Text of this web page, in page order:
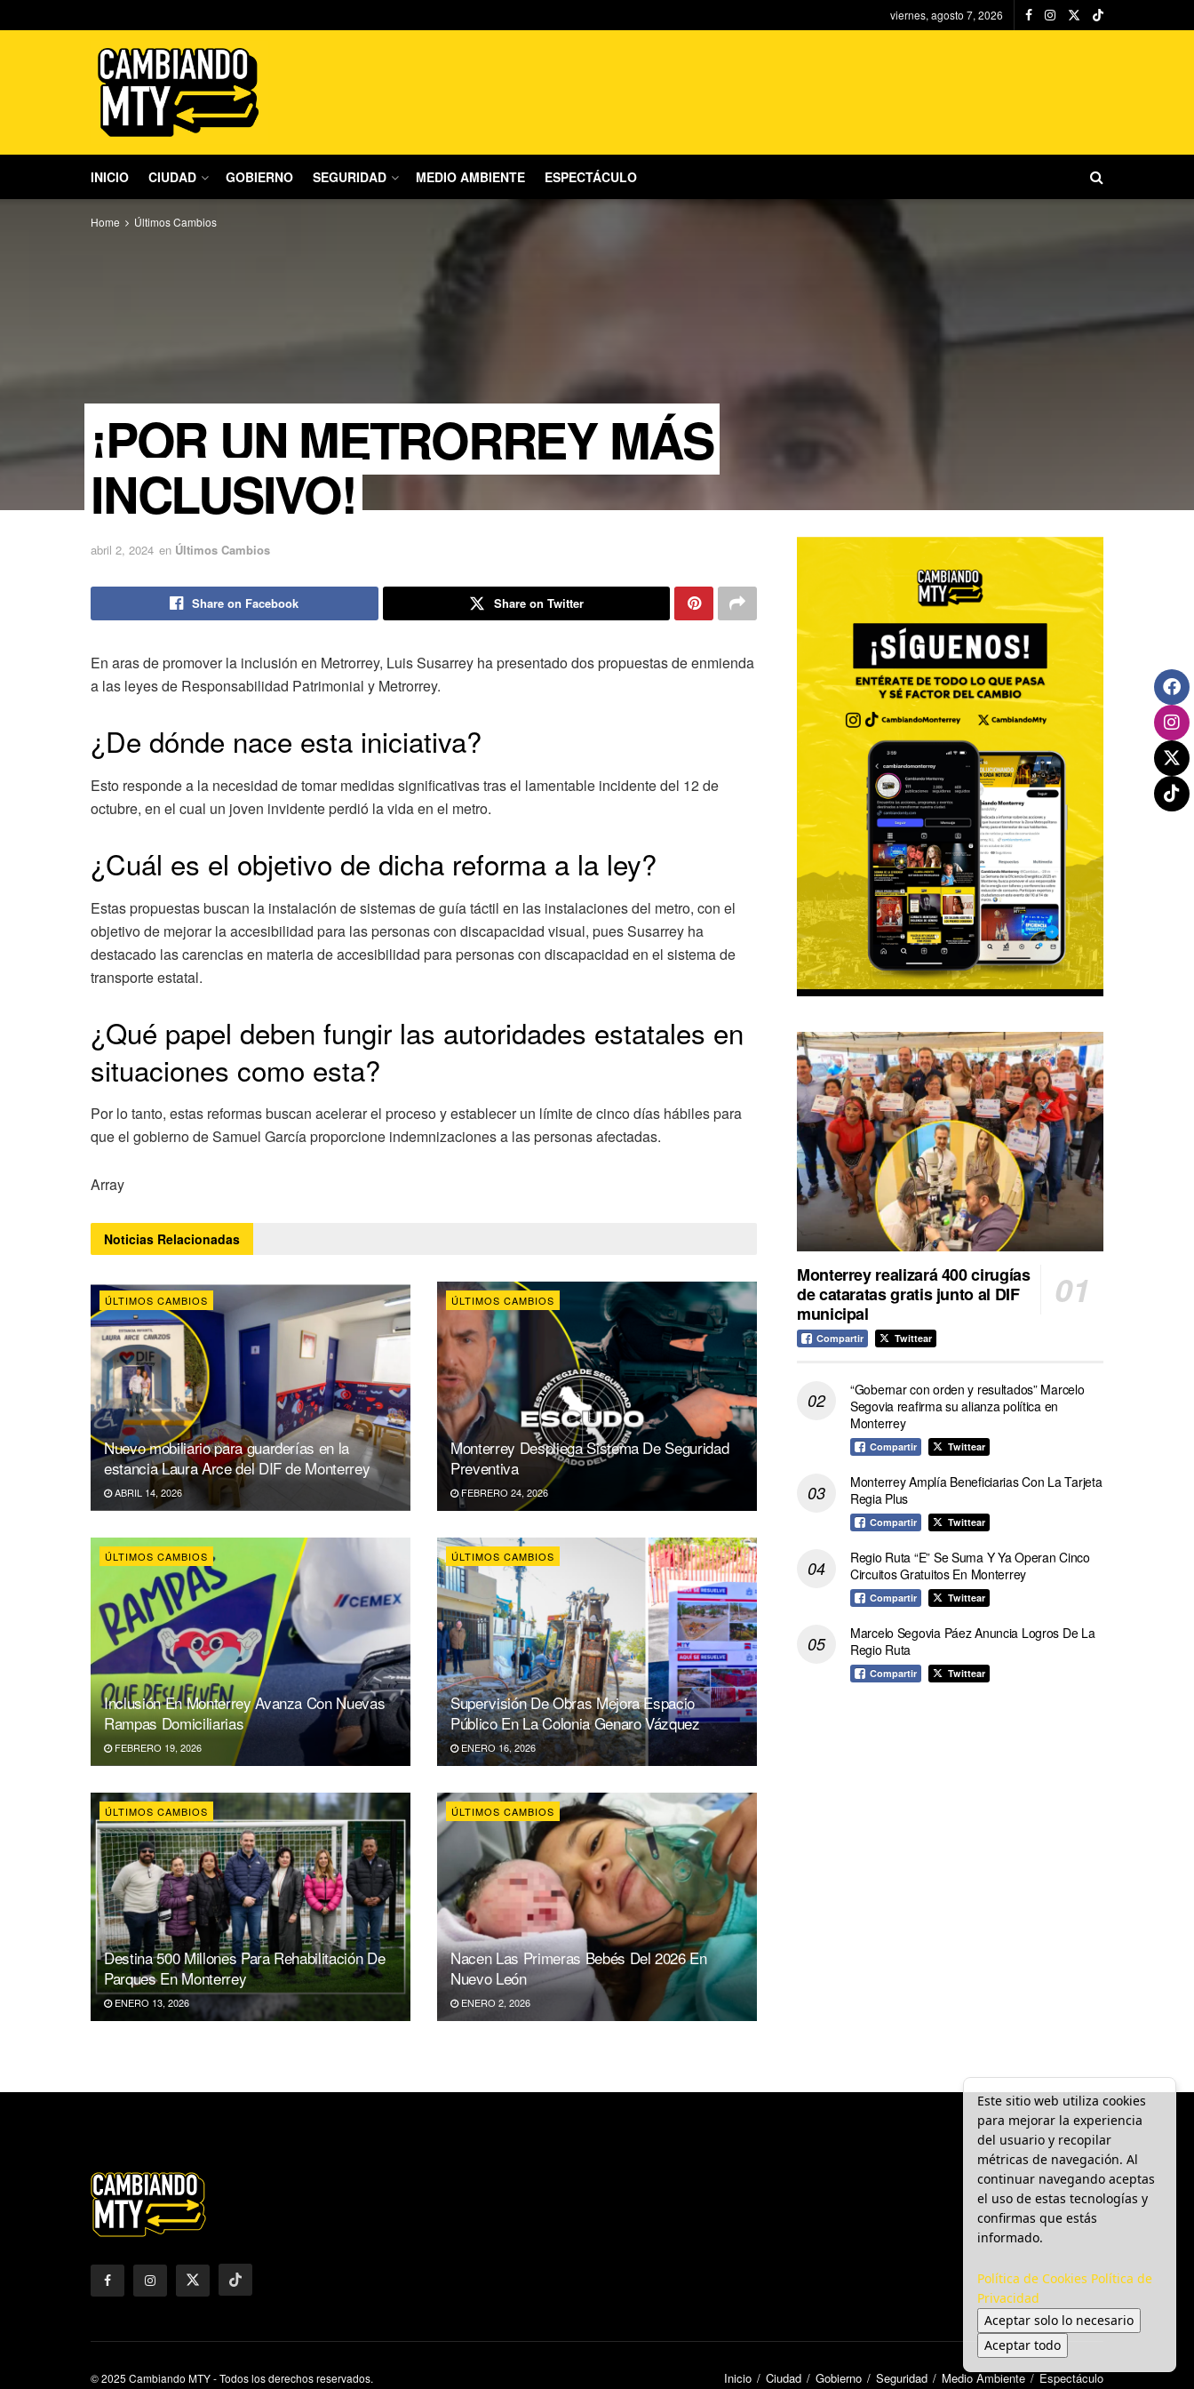
viernes, agosto 7, 2026
INICIO CIUDAD GOBIERNO SEGURIDAD MEDIO AMBIENTE ESPECTÁCULO
Home Últimos Cambios
¡POR UN METRORREY MÁS
INCLUSIVO!
abril 2, 2024 en Últimos Cambios
Share on Facebook Share on Twitter
En aras de promover la inclusión en Metrorrey, Luis Susarrey ha presentado dos propuestas de enmienda
a las leyes de Responsabilidad Patrimonial y Metrorrey.
¿De dónde nace esta iniciativa?
Esto responde a la necesidad de tomar medidas significativas tras el lamentable incidente del 12 de
octubre, en el cual un joven invidente perdió la vida en el metro.
¿Cuál es el objetivo de dicha reforma a la ley?
Estas propuestas buscan la instalación de sistemas de guía táctil en las instalaciones del metro, con el
objetivo de mejorar la accesibilidad para las personas con discapacidad visual, pues Susarrey ha
destacado las carencias en materia de accesibilidad para personas con discapacidad en el sistema de
transporte estatal.
¿Qué papel deben fungir las autoridades estatales en
situaciones como esta?
Por lo tanto, estas reformas buscan acelerar el proceso y establecer un límite de cinco días hábiles para
que el gobierno de Samuel García proporcione indemnizaciones a las personas afectadas.
Array
Noticias Relacionadas
ÚLTIMOS CAMBIOS
Nuevo mobiliario para guarderías en la
estancia Laura Arce del DIF de Monterrey
ABRIL 14, 2026
ÚLTIMOS CAMBIOS
Monterrey Despliega Sistema De Seguridad
Preventiva
FEBRERO 24, 2026
ÚLTIMOS CAMBIOS
Inclusión En Monterrey Avanza Con Nuevas
Rampas Domiciliarias
FEBRERO 19, 2026
ÚLTIMOS CAMBIOS
Supervisión De Obras Mejora Espacio
Público En La Colonia Genaro Vázquez
ENERO 16, 2026
ÚLTIMOS CAMBIOS
Destina 500 Millones Para Rehabilitación De
Parques En Monterrey
ENERO 13, 2026
ÚLTIMOS CAMBIOS
Nacen Las Primeras Bebés Del 2026 En
Nuevo León
ENERO 2, 2026
Monterrey realizará 400 cirugías
de cataratas gratis junto al DIF
municipal
Compartir Twittear
“Gobernar con orden y resultados” Marcelo
Segovia reafirma su alianza política en
Monterrey
Compartir Twittear
Monterrey Amplía Beneficiarias Con La Tarjeta
Regia Plus
Compartir Twittear
Regio Ruta “E” Se Suma Y Ya Operan Cinco
Circuitos Gratuitos En Monterrey
Compartir Twittear
Marcelo Segovia Páez Anuncia Logros De La
Regio Ruta
Compartir Twittear
Inicio Ciudad Gobierno Seguridad Medio Ambiente Espectáculo
© 2025 Cambiando MTY - Todos los derechos reservados.
Este sitio web utiliza cookies
para mejorar la experiencia
del usuario y recopilar
métricas de navegación. Al
continuar navegando aceptas
el uso de estas tecnologías y
confirmas que estás
informado.
Política de Cookies Política de
Privacidad
Aceptar solo lo necesario
Aceptar todo